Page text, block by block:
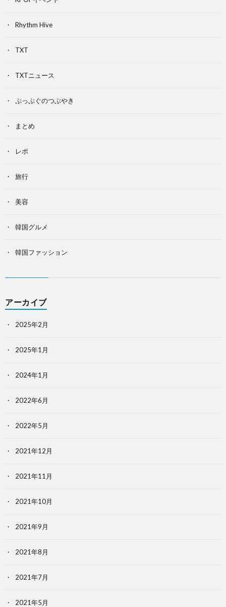
Rhythm Hive
TXT
TXTニュース
ぷっぷぐのつぶやき
まとめ
レポ
旅行
美容
韓国グルメ
韓国ファッション
アーカイブ
2025年2月
2025年1月
2024年1月
2022年6月
2022年5月
2021年12月
2021年11月
2021年10月
2021年9月
2021年8月
2021年7月
2021年5月